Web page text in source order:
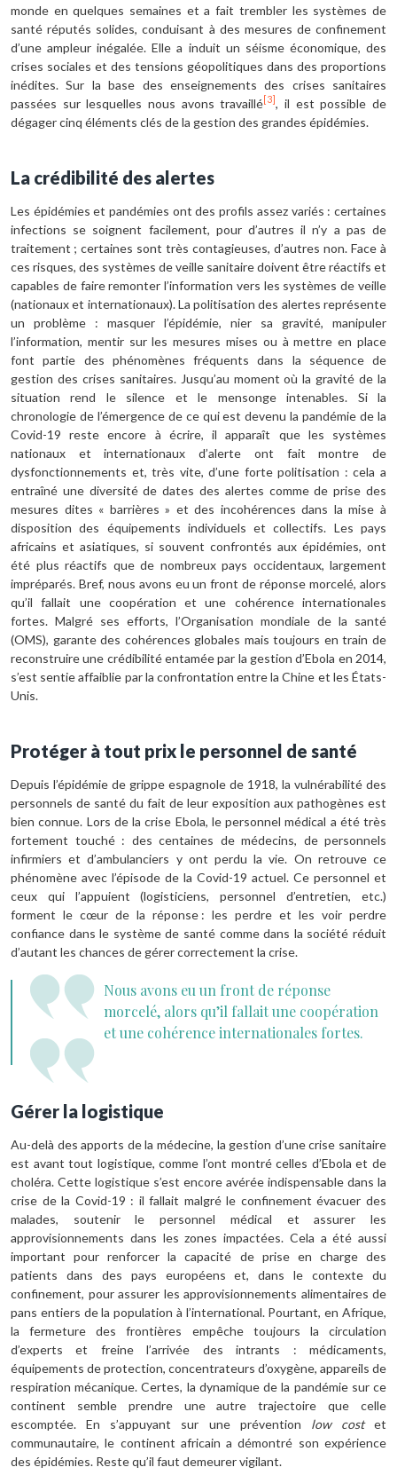
monde en quelques semaines et a fait trembler les systèmes de
santé réputés solides, conduisant à des mesures de confinement
d’une ampleur inégalée. Elle a induit un séisme économique, des
crises sociales et des tensions géopolitiques dans des proportions
inédites. Sur la base des enseignements des crises sanitaires
passées sur lesquelles nous avons travaillé [3] , il est possible de
dégager cinq éléments clés de la gestion des grandes épidémies.
La crédibilité des alertes
Les épidémies et pandémies ont des profils assez variés : certaines
infections se soignent facilement, pour d’autres il n’y a pas de
traitement ; certaines sont très contagieuses, d’autres non. Face à
ces risques, des systèmes de veille sanitaire doivent être réactifs et
capables de faire remonter l’information vers les systèmes de veille
(nationaux et internationaux). La politisation des alertes représente
un problème : masquer l’épidémie, nier sa gravité, manipuler
l’information, mentir sur les mesures mises ou à mettre en place
font partie des phénomènes fréquents dans la séquence de
gestion des crises sanitaires. Jusqu’au moment où la gravité de la
situation rend le silence et le mensonge intenables. Si la
chronologie de l’émergence de ce qui est devenu la pandémie de la
Covid-19 reste encore à écrire, il apparaît que les systèmes
nationaux et internationaux d’alerte ont fait montre de
dysfonctionnements et, très vite, d’une forte politisation : cela a
entraîné une diversité de dates des alertes comme de prise des
mesures dites « barrières » et des incohérences dans la mise à
disposition des équipements individuels et collectifs. Les pays
africains et asiatiques, si souvent confrontés aux épidémies, ont
été plus réactifs que de nombreux pays occidentaux, largement
impréparés. Bref, nous avons eu un front de réponse morcelé, alors
qu’il fallait une coopération et une cohérence internationales
fortes. Malgré ses efforts, l’Organisation mondiale de la santé
(OMS), garante des cohérences globales mais toujours en train de
reconstruire une crédibilité entamée par la gestion d’Ebola en 2014,
s’est sentie affaiblie par la confrontation entre la Chine et les États-
Unis.
Protéger à tout prix le personnel de santé
Depuis l’épidémie de grippe espagnole de 1918, la vulnérabilité des
personnels de santé du fait de leur exposition aux pathogènes est
bien connue. Lors de la crise Ebola, le personnel médical a été très
fortement touché : des centaines de médecins, de personnels
infirmiers et d’ambulanciers y ont perdu la vie. On retrouve ce
phénomène avec l’épisode de la Covid-19 actuel. Ce personnel et
ceux qui l’appuient (logisticiens, personnel d’entretien, etc.)
forment le cœur de la réponse : les perdre et les voir perdre
confiance dans le système de santé comme dans la société réduit
d’autant les chances de gérer correctement la crise.
Nous avons eu un front de réponse
morcelé, alors qu’il fallait une coopération
et une cohérence internationales fortes.
Gérer la logistique
Au-delà des apports de la médecine, la gestion d’une crise sanitaire
est avant tout logistique, comme l’ont montré celles d’Ebola et de
choléra. Cette logistique s’est encore avérée indispensable dans la
crise de la Covid-19 : il fallait malgré le confinement évacuer des
malades, soutenir le personnel médical et assurer les
approvisionnements dans les zones impactées. Cela a été aussi
important pour renforcer la capacité de prise en charge des
patients dans des pays européens et, dans le contexte du
confinement, pour assurer les approvisionnements alimentaires de
pans entiers de la population à l’international. Pourtant, en Afrique,
la fermeture des frontières empêche toujours la circulation
d’experts et freine l’arrivée des intrants : médicaments,
équipements de protection, concentrateurs d’oxygène, appareils de
respiration mécanique. Certes, la dynamique de la pandémie sur ce
continent semble prendre une autre trajectoire que celle
escomptée. En s’appuyant sur une prévention low costet
communautaire, le continent africain a démontré son expérience
des épidémies. Reste qu’il faut demeurer vigilant.